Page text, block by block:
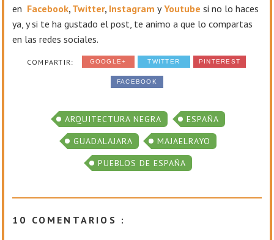
en Facebook, Twitter, Instagram y Youtube si no lo haces
ya, y si te ha gustado el post, te animo a que lo compartas
en las redes sociales.
COMPARTIR: GOOGLE+ TWITTER PINTEREST
FACEBOOK
ARQUITECTURA NEGRA
ESPAÑA
GUADALAJARA
MAJAELRAYO
PUEBLOS DE ESPAÑA
10 COMENTARIOS :